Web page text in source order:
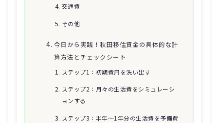
交通費
その他
今日から実践！秋田移住資金の具体的な計
算方法とチェックシート
ステップ1：初期費用を洗い出す
ステップ2：月々の生活費をシミュレーシ
ョンする
ステップ3：半年～1年分の生活費を予備費